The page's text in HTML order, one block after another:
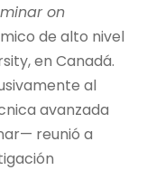
on
de alto nivel
en Canadá.
al
avanzada
reunió a